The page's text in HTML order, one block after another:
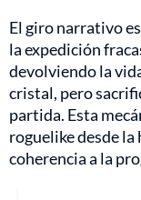
El giro narrativo
la expedición
devolviendo la
cristal, pero
partida. Esta
roguelike desde
coherencia a la